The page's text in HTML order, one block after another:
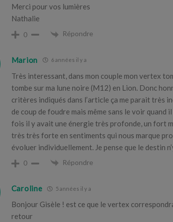
Merci pour vos lumières
Nathalie
0 Répondre
Marion 6 années il y a
Très interessant, dans mon couple mon vertex
tombe sur ma lune noire (M12) en Lion. Donc
critères indiqués dans l’article ça me parait très
de coup de foudre mais même sans le voir quand
fois il y avait une énergie très profonde, un fort
très très forte en sentiments qui nous marque
évoluer individuellement. Je pense que le destin
0 Répondre
Caroline 5 années il y a
Bonjour Gisèle ! est ce que le vertex
retour